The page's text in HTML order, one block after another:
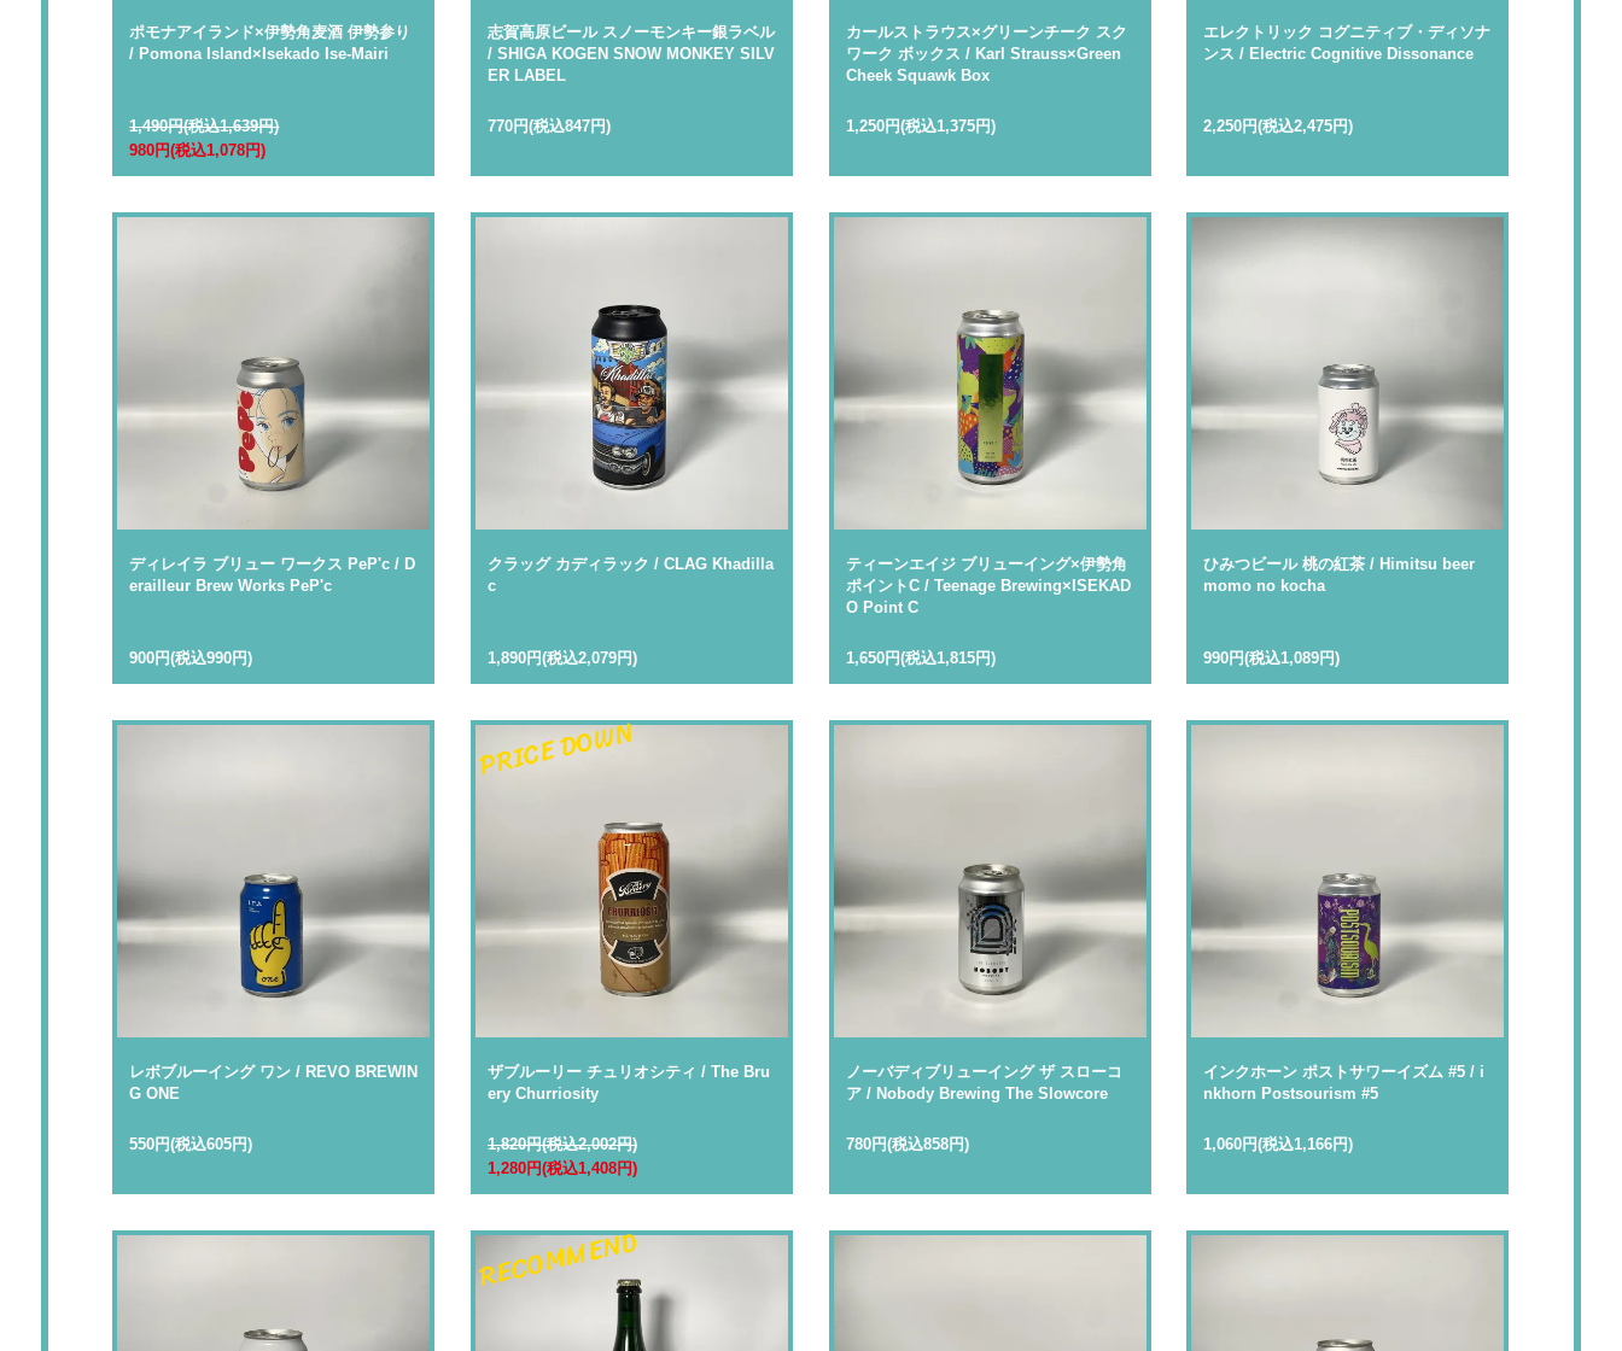
ポモナアイランド×伊勢角麦酒 伊勢参り
/ Pomona Island×Isekado Ise-Mairi
1,490円(税込1,639円)
980円(税込1,078円)
志賀高原ビール スノーモンキー銀ラベル
/ SHIGA KOGEN SNOW MONKEY SILV
ER LABEL
770円(税込847円)
カールストラウス×グリーンチーク スク
ワーク ボックス / Karl Strauss×Green
Cheek Squawk Box
1,250円(税込1,375円)
エレクトリック コグニティブ・ディソナ
ンス / Electric Cognitive Dissonance
2,250円(税込2,475円)
ディレイラ ブリュー ワークス PeP'c / D
erailleur Brew Works PeP'c
900円(税込990円)
クラッグ カディラック / CLAG Khadilla
c
1,890円(税込2,079円)
ティーンエイジ ブリューイング×伊勢角
ポイントC / Teenage Brewing×ISEKAD
O Point C
1,650円(税込1,815円)
ひみつビール 桃の紅茶 / Himitsu beer
momo no kocha
990円(税込1,089円)
レボブルーイング ワン / REVO BREWIN
G ONE
550円(税込605円)
PRICE DOWN
ザブルーリー チュリオシティ / The Bru
ery Churriosity
1,820円(税込2,002円)
1,280円(税込1,408円)
ノーバディブリューイング ザ スローコ
ア / Nobody Brewing The Slowcore
780円(税込858円)
インクホーン ポストサワーイズム #5 / i
nkhorn Postsourism #5
1,060円(税込1,166円)
RECOMMEND